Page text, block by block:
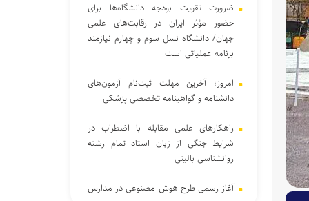
ضرورت تقویت بودجه دانشگاه‌ها برای
حضور مؤثر ایران در رقابت‌های علمی
جهان/ دانشگاه نسل سوم و چهارم نیازمند
برنامه عملیاتی است
امروز؛ آخرین مهلت ثبت‌نام آزمون‌های
دانشنامه و گواهینامه تخصصی پزشکی
راهکارهای علمی مقابله با اضطراب در
شرایط جنگی از زبان استاد تمام رشته
روانشناسی بالینی
آغاز رسمی طرح هوش مصنوعی در مدارس